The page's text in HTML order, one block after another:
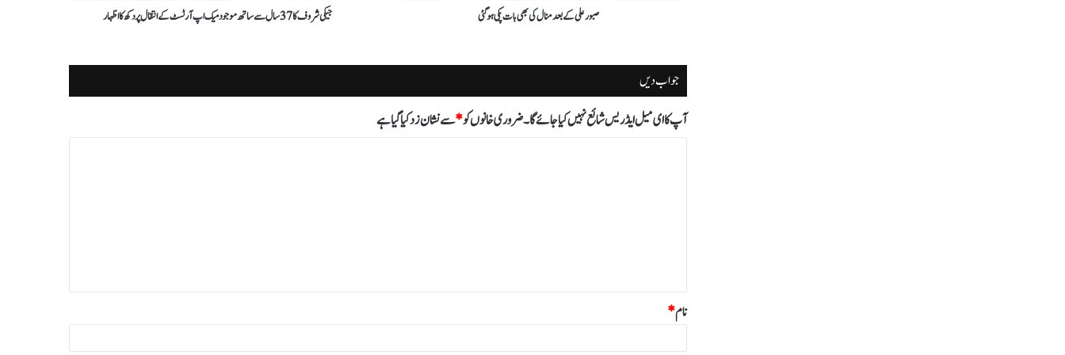
صبور علی کے بعد منال کی بھی بات پکی ہوگئی جیکی شروف کا 37 سال سے ساتھ موجود میک اپ آرٹسٹ کے انتقال پر دکھ کا اظہار
جواب دیں
آپ کا ای میل ایڈریس شائع نہیں کیا جائے گا۔ضروری خانوں کو*سے نشان زد کیا گیا ہے
نام*